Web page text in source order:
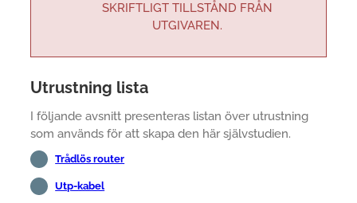
SKRIFTLIGT TILLSTÅND FRÅN
UTGIVAREN.
Utrustning lista
I följande avsnitt presenteras listan över utrustning
som används för att skapa den här självstudien.
Trådlös router
Utp-kabel